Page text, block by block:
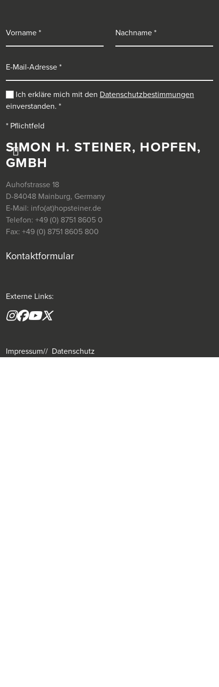
SIMON H. STEINER, HOPFEN,
GMBH
Auhofstrasse 18
D-84048 Mainburg, Germany
E-Mail: info(at)hopsteiner.de
Telefon: +49 (0) 8751 8605 0
Fax: +49 (0) 8751 8605 800
Kontaktformular
Externe Links:
Instagram
Facebook
YouTubeX formerly(twitter)
Impressum Datenschutz
Ich erkläre mich mit den Datenschutzbestimmungen
einverstanden. *
* Pflichtfeld